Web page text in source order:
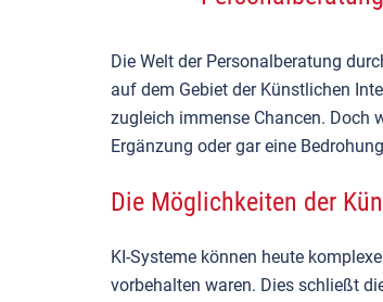
Die Welt der Personalberatung
auf dem Gebiet der Künstlichen
zugleich immense Chancen. Doch
Ergänzung oder gar eine
Die Möglichkeiten der
KI-Systeme können heute
vorbehalten waren. Dies schließt